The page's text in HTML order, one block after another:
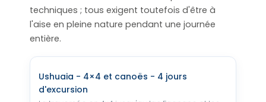
techniques ; tous exigent toutefois d'être à
l'aise en pleine nature pendant une journée
entière.
Ushuaia - 4×4 et canoës - 4 jours
d'excursion